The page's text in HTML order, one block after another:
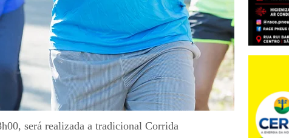
será realizada a tradicional Corrida